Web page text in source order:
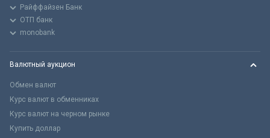
Райффайзен Банк
ОТП банк
monobank
Валютный аукцион
Обмен валют
Курс валют в обменниках
Курс валют на черном рынке
Купить доллар